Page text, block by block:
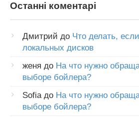
Останні коментарі
Дмитрий до Что делать,
локальных дисков
женя до На что нужно
выборе бойлера?
Sofiaдо На что нужно
выборе бойлера?